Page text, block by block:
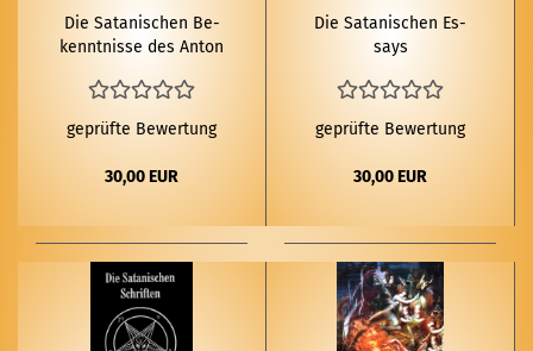
Die Sa­ta­ni­schen Be­
kennt­nis­se des Anton
geprüfte Bewertung
30,00 EUR
Die Sa­ta­ni­schen Es­
says
geprüfte Bewertung
30,00 EUR